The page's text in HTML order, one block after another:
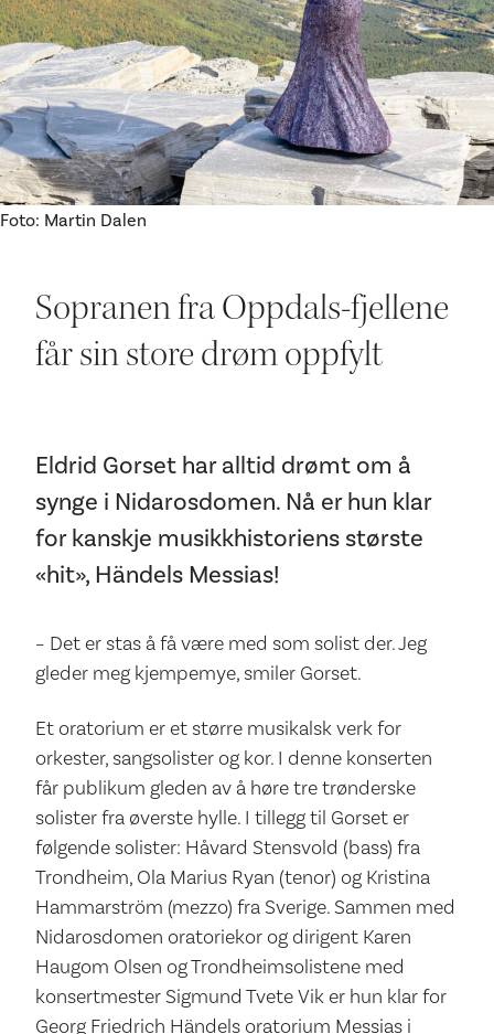
Ditt besøk
Foto: Martin Dalen
Sopranen fra Oppdals-fjellene
får sin store drøm oppfylt
Eldrid Gorset har alltid drømt om å
synge i Nidarosdomen. Nå er hun klar
for kanskje musikkhistoriens største
«hit», Händels Messias!
– Det er stas å få være med som solist der. Jeg
gleder meg kjempemye, smiler Gorset.
Et oratorium er et større musikalsk verk for
orkester, sangsolister og kor. I denne konserten
får publikum gleden av å høre tre trønderske
solister fra øverste hylle. I tillegg til Gorset er
følgende solister: Håvard Stensvold (bass) fra
Trondheim, Ola Marius Ryan (tenor) og Kristina
Hammarström (mezzo) fra Sverige. Sammen med
Nidarosdomen oratoriekor og dirigent Karen
Haugom Olsen og Trondheimsolistene med
konsertmester Sigmund Tvete Vik er hun klar for
Georg Friedrich Händels oratorium Messias i